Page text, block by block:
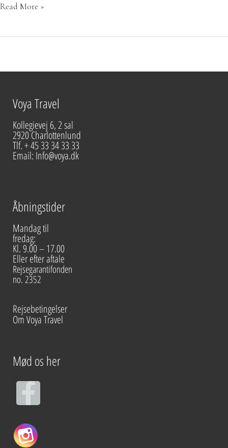
Read More »
Voya Travel
Kollegievej 6, 2 sal
2920 Charlottenlund
Tlf. + 45 33 34 33 33
Email: Info@voya.dk
Åbningstider
Mandag til
fredag:
Kl. 9.00 – 17.00
Eller efter aftale
Rejsegarantifonden
no. 2352
Rejsebetingelser
Om Voya Travel
Mød os her
F
a
c